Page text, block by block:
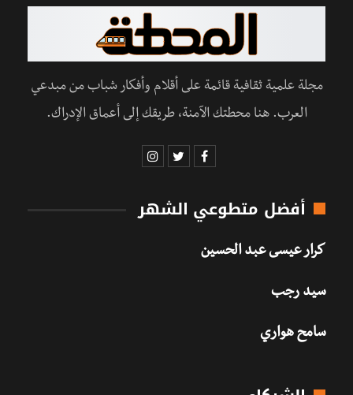
مجلة علمية ثقافية قائمة على أقلام وأفكار شباب من مبدعي
العرب. هنا محطتك الآمنة، طريقك إلى أعماق الإدراك.
أفضل متطوعي الشهر
كرار عيسى عبد الحسين
سيد رجب
سامح هواري